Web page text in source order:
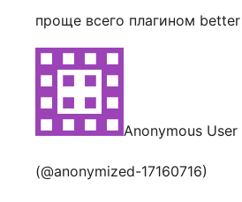
проще всего плагином
Anonymous User
(@anonymized-17160716)